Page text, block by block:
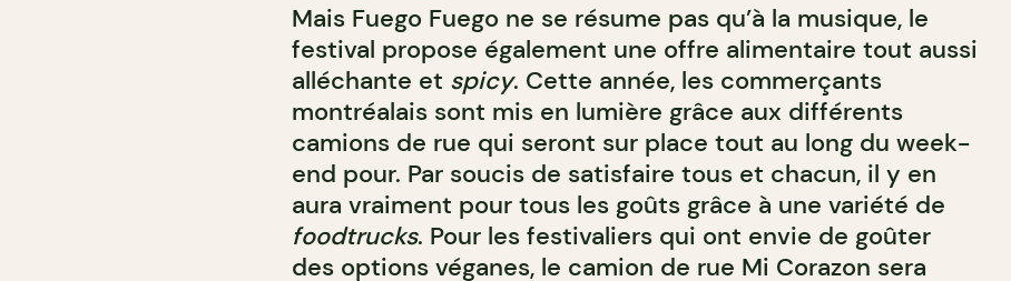
Mais Fuego Fuego ne se résume pas qu’à la musique, le
festival propose également une offre alimentaire tout aussi
alléchante et spicy. Cette année, les commerçants
montréalais sont mis en lumière grâce aux différents
camions de rue qui seront sur place tout au long du week-
end pour. Par soucis de satisfaire tous et chacun, il y en
aura vraiment pour tous les goûts grâce à une variété de
foodtrucks. Pour les festivaliers qui ont envie de goûter
des options véganes, le camion de rue Mi Corazon sera